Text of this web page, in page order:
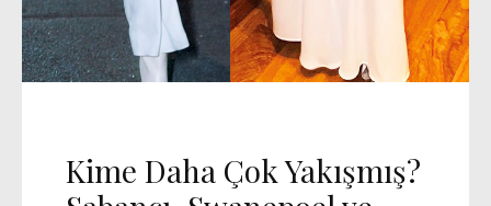
Kime Daha Çok Yakışmış?